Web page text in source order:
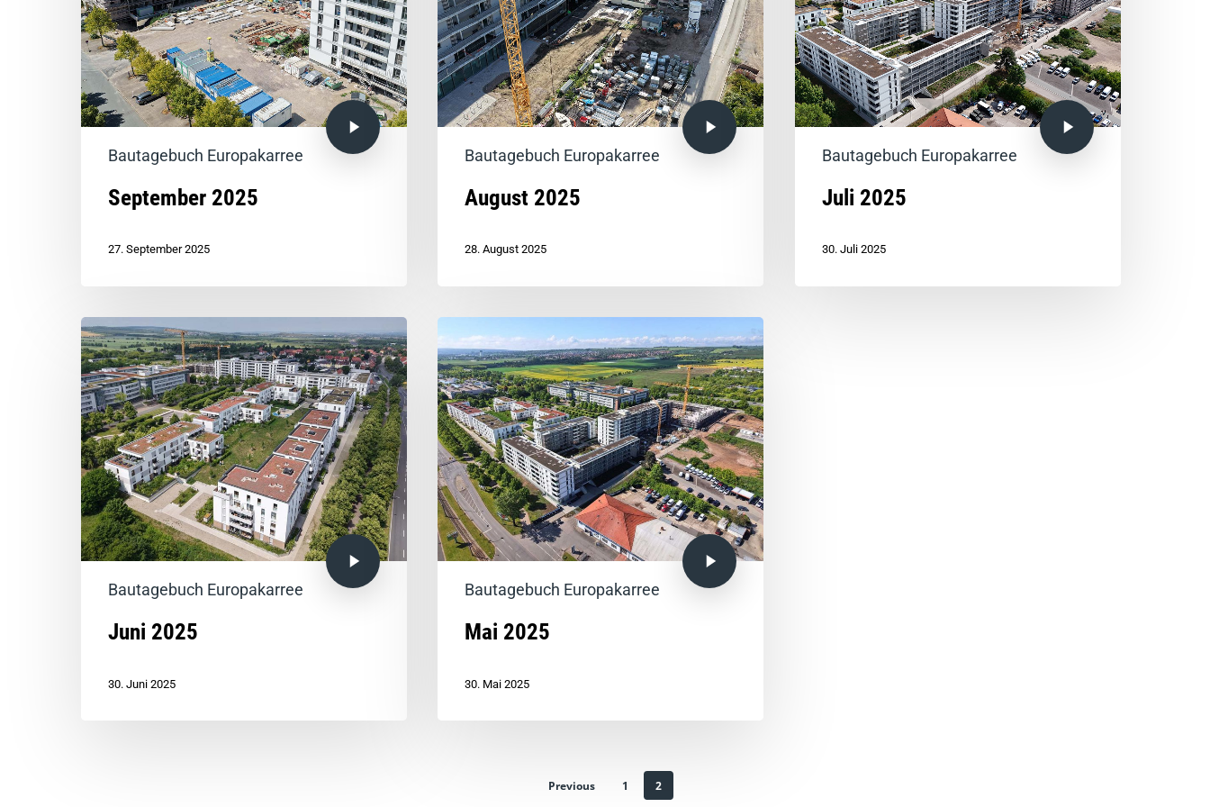
Bautagebuch Europakarree
September 2025
27. September 2025
Bautagebuch Europakarree
August 2025
28. August 2025
Bautagebuch Europakarree
Juli 2025
30. Juli 2025
Bautagebuch Europakarree
Juni 2025
30. Juni 2025
Bautagebuch Europakarree
Mai 2025
30. Mai 2025
Previous 1 2